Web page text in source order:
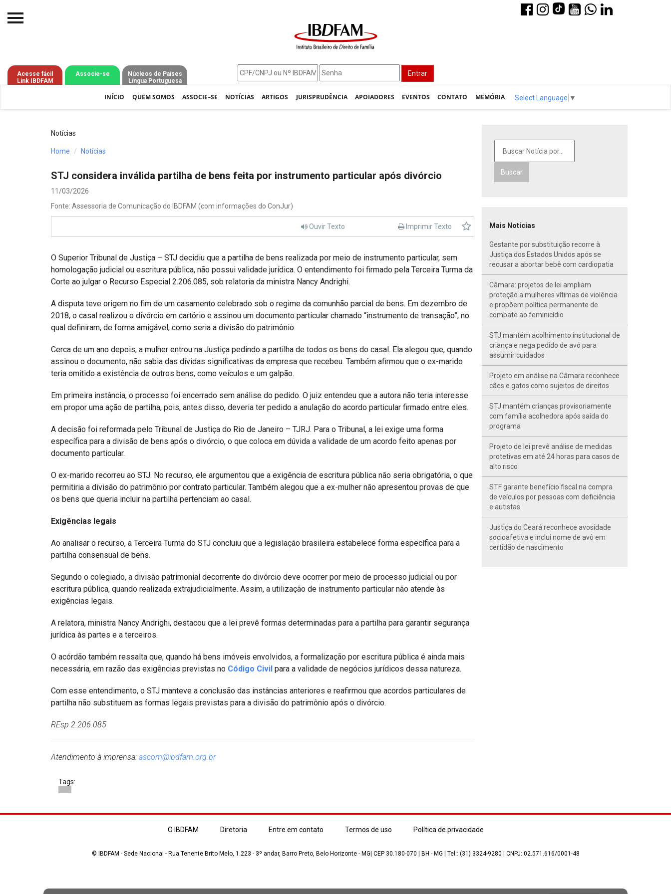
Entrar
Acesse fácil
Link IBDFAM
Associe-se
Núcleos de Países
Língua Portuguesa
INÍCIO QUEM SOMOS ASSOCIE–SE NOTÍCIAS ARTIGOS JURISPRUDÊNCIA APOIADORES EVENTOS CONTATO MEMÓRIA Select Language ▼
O IBDFAM
Notícias
Jurisprudência
Processos - IBDFAM
Alienação Parental
Encontre um Escritório
IBDFAM Educacional
Fale Conosco
Notícias
Home Notícias
STJ considera inválida partilha de bens feita por instrumento particular após divórcio
11/03/2026
Fonte: Assessoria de Comunicação do IBDFAM (com informações do ConJur)
Ouvir Texto Imprimir Texto
O Superior Tribunal de Justiça – STJ decidiu que a partilha de bens realizada por meio de instrumento particular, sem
homologação judicial ou escritura pública, não possui validade jurídica. O entendimento foi firmado pela Terceira Turma da
Corte ao julgar o Recurso Especial 2.206.085, sob relatoria da ministra Nancy Andrighi.
A disputa teve origem no fim de um casamento celebrado sob o regime da comunhão parcial de bens. Em dezembro de
2018, o casal realizou o divórcio em cartório e assinou um documento particular chamado “instrumento de transação”, no
qual definiram, de forma amigável, como seria a divisão do patrimônio.
Cerca de um ano depois, a mulher entrou na Justiça pedindo a partilha de todos os bens do casal. Ela alegou que, quando
assinou o documento, não sabia das dívidas significativas da empresa que recebeu. Também afirmou que o ex-marido
teria omitido a existência de outros bens, como veículos e um galpão.
Em primeira instância, o processo foi encerrado sem análise do pedido. O juiz entendeu que a autora não teria interesse
em propor uma ação de partilha, pois, antes disso, deveria ter pedido a anulação do acordo particular firmado entre eles.
A decisão foi reformada pelo Tribunal de Justiça do Rio de Janeiro – TJRJ. Para o Tribunal, a lei exige uma forma
específica para a divisão de bens após o divórcio, o que coloca em dúvida a validade de um acordo feito apenas por
documento particular.
O ex-marido recorreu ao STJ. No recurso, ele argumentou que a exigência de escritura pública não seria obrigatória, o que
permitiria a divisão do patrimônio por contrato particular. Também alegou que a ex-mulher não apresentou provas de que
os bens que queria incluir na partilha pertenciam ao casal.
Exigências legais
Ao analisar o recurso, a Terceira Turma do STJ concluiu que a legislação brasileira estabelece forma específica para a
partilha consensual de bens.
Segundo o colegiado, a divisão patrimonial decorrente do divórcio deve ocorrer por meio de processo judicial ou por
escritura pública, quando realizada extrajudicialmente. Assim, a utilização de instrumento particular não atende às
exigências legais.
A relatora, ministra Nancy Andrighi, destacou que a lei prevê formas determinadas para a partilha para garantir segurança
jurídica às partes e a terceiros.
O acórdão também ressalta que, quando há bens imóveis envolvidos, a formalização por escritura pública é ainda mais
necessária, em razão das exigências previstas no Código Civil para a validade de negócios jurídicos dessa natureza.
Com esse entendimento, o STJ manteve a conclusão das instâncias anteriores e reafirmou que acordos particulares de
partilha não substituem as formas legais previstas para a divisão do patrimônio após o divórcio.
REsp 2.206.085
Atendimento à imprensa: ascom@ibdfam.org.br
Tags:
Buscar
Mais Notícias
Gestante por substituição recorre à
Justiça dos Estados Unidos após se
recusar a abortar bebê com cardiopatia
Câmara: projetos de lei ampliam
proteção a mulheres vítimas de violência
e propõem política permanente de
combate ao feminicídio
STJ mantém acolhimento institucional de
criança e nega pedido de avó para
assumir cuidados
Projeto em análise na Câmara reconhece
cães e gatos como sujeitos de direitos
STJ mantém crianças provisoriamente
com família acolhedora após saída do
programa
Projeto de lei prevê análise de medidas
protetivas em até 24 horas para casos de
alto risco
STF garante benefício fiscal na compra
de veículos por pessoas com deficiência
e autistas
Justiça do Ceará reconhece avosidade
socioafetiva e inclui nome de avô em
certidão de nascimento
O IBDFAM Diretoria Entre em contato Termos de uso Política de privacidade
© IBDFAM - Sede Nacional - Rua Tenente Brito Melo, 1.223 - 3º andar, Barro Preto, Belo Horizonte - MG| CEP 30.180-070 | BH - MG | Tel.: (31) 3324-9280 | CNPJ: 02.571.616/0001-48